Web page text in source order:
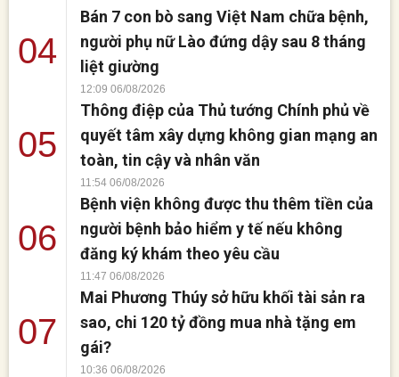
04
Bán 7 con bò sang Việt Nam chữa bệnh,
người phụ nữ Lào đứng dậy sau 8 tháng
liệt giường
12:09 06/08/2026
05
Thông điệp của Thủ tướng Chính phủ về
quyết tâm xây dựng không gian mạng an
toàn, tin cậy và nhân văn
11:54 06/08/2026
06
Bệnh viện không được thu thêm tiền của
người bệnh bảo hiểm y tế nếu không
đăng ký khám theo yêu cầu
11:47 06/08/2026
07
Mai Phương Thúy sở hữu khối tài sản ra
sao, chi 120 tỷ đồng mua nhà tặng em
gái?
10:36 06/08/2026